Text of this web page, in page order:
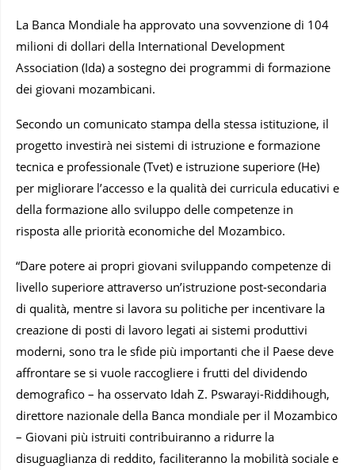
La Banca Mondiale ha approvato una sovvenzione di 104
milioni di dollari della International Development
Association (Ida) a sostegno dei programmi di formazione
dei giovani mozambicani.
Secondo un comunicato stampa della stessa istituzione, il
progetto investirà nei sistemi di istruzione e formazione
tecnica e professionale (Tvet) e istruzione superiore (He)
per migliorare l’accesso e la qualità dei curricula educativi e
della formazione allo sviluppo delle competenze in
risposta alle priorità economiche del Mozambico.
“Dare potere ai propri giovani sviluppando competenze di
livello superiore attraverso un’istruzione post-secondaria
di qualità, mentre si lavora su politiche per incentivare la
creazione di posti di lavoro legati ai sistemi produttivi
moderni, sono tra le sfide più importanti che il Paese deve
affrontare se si vuole raccogliere i frutti del dividendo
demografico – ha osservato Idah Z. Pswarayi-Riddihough,
direttore nazionale della Banca mondiale per il Mozambico
– Giovani più istruiti contribuiranno a ridurre la
disuguaglianza di reddito, faciliteranno la mobilità sociale e